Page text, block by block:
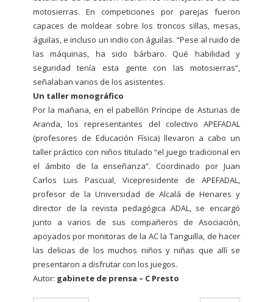
motosierras. En competiciones por parejas fueron
capaces de moldear sobre los troncos sillas, mesas,
águilas, e incluso un indio con águilas. “Pese al ruido de
las máquinas, ha sido bárbaro. Qué habilidad y
seguridad tenía esta gente con las motosierras”,
señalaban varios de los asistentes.
Un taller monográfico
Por la mañana, en el pabellón Príncipe de Asturias de
Aranda, los representantes del colectivo APEFADAL
(profesores de Educación Física) llevaron a cabo un
taller práctico con niños titulado “el juego tradicional en
el ámbito de la enseñanza”. Coordinado por Juan
Carlos Luis Pascual, Vicepresidente de APEFADAL,
profesor de la Universidad de Alcalá de Henares y
director de la revista pedagógica ADAL, se encargó
junto a varios de sus compañeros de Asociación,
apoyados por monitoras de la AC la Tanguilla, de hacer
las delicias de los muchos niños y niñas que allí se
presentaron a disfrutar con los juegos.
Autor: gabinete de prensa – C Presto